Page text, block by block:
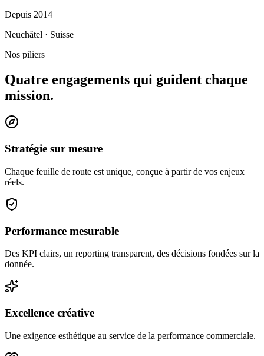
Depuis 2014
Neuchâtel · Suisse
Nos piliers
Quatre engagements qui guident chaque
mission.
Stratégie sur mesure
Chaque feuille de route est unique, conçue à partir de vos enjeux
réels.
Performance mesurable
Des KPI clairs, un reporting transparent, des décisions fondées sur la
donnée.
Excellence créative
Une exigence esthétique au service de la performance commerciale.